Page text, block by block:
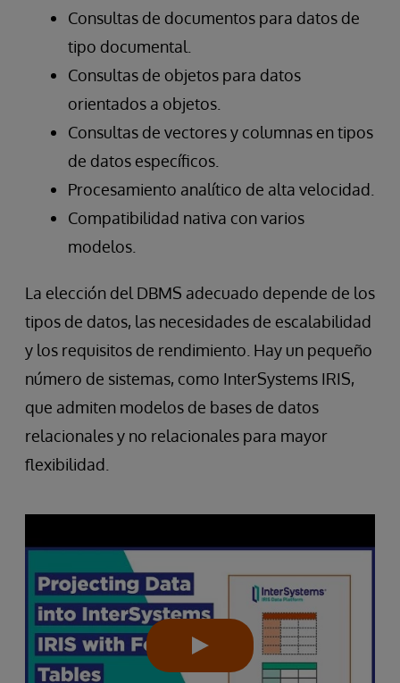
Consultas de documentos para datos de
tipo documental.
Consultas de objetos para datos
orientados a objetos.
Consultas de vectores y columnas en tipos
de datos específicos.
Procesamiento analítico de alta velocidad.
Compatibilidad nativa con varios
modelos.
La elección del DBMS adecuado depende de los
tipos de datos, las necesidades de escalabilidad
y los requisitos de rendimiento. Hay un pequeño
número de sistemas, como InterSystems IRIS,
que admiten modelos de bases de datos
relacionales y no relacionales para mayor
flexibilidad.